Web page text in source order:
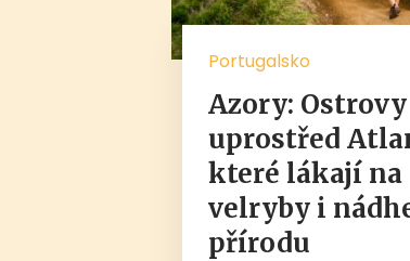
Portugalsko
Azory: Ostrovy
uprostřed
které lákají na
velryby i
přírodu